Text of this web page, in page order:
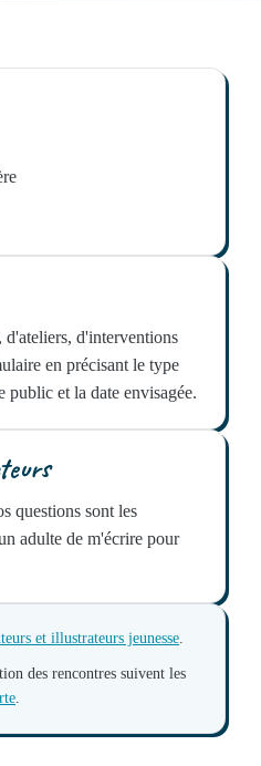
d'ateliers, d'interventions
en précisant le type
public et la date envisagée.
questions sont les
adulte de m'écrire pour
et illustrateurs jeunesse.
des rencontres suivent les
.